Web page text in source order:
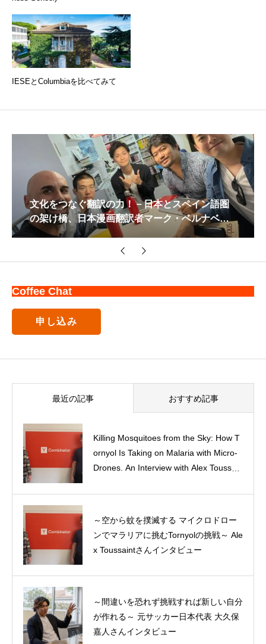
IESEとColumbiaを比べてみて
文化をつなぐ翻訳の力！－日本とスペイン語圏
の架け橋、日本漫画翻訳者マーク・ベルナベさ
Coffee Chat
申し込み
最近の記事 おすすめ記事
Killing Mosquitoes from the Sky: How T
ornyol Is Taking on Malaria with Micro-
Drones. An Interview with Alex Toussain
～空から蚊を撲滅する マイクロドロー
ンでマラリアに挑むTornyolの挑戦～ Ale
x Toussaintさんインタビュー
～間違いを恐れず挑戦すれば新しい自分
が作れる～ 元サッカー日本代表 大久保
嘉人さんインタビュー
Class of 2027 – プロフィール
Summer Entrepreneurship Experience
（短期起業体験）プチ体験記
MBA1年目を振り返る―10年追い続けた
夢が叶うまで、そしてその後の軌跡